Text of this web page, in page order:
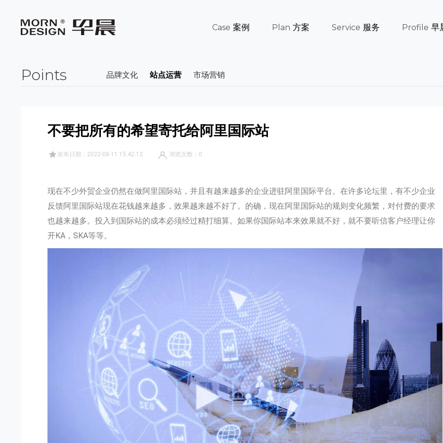
Case 案例 Plan 方案 Service 服务 Profile 早
Points 品牌文化 站点运营 市场营销
不要把所有的希望寄托给阿里国际站
发布日期：2022-08-11 15:42:12 浏览次数： 0
现在不少外贸企业仍然在做阿里国际站，并且有越来越多的企业进驻阿里国际平台。在许多论坛里，有不少企业
反馈阿里国际站现在花钱越来越多，效果越来越不好了。的确，现在阿里国际站的规则变化频繁，对付费的要求
也越来越多。投入到国际站的成本必须经过精打细算。如果你国际站本来效果就不好，就不要听信客户经理让你
开KA，SKA等等。